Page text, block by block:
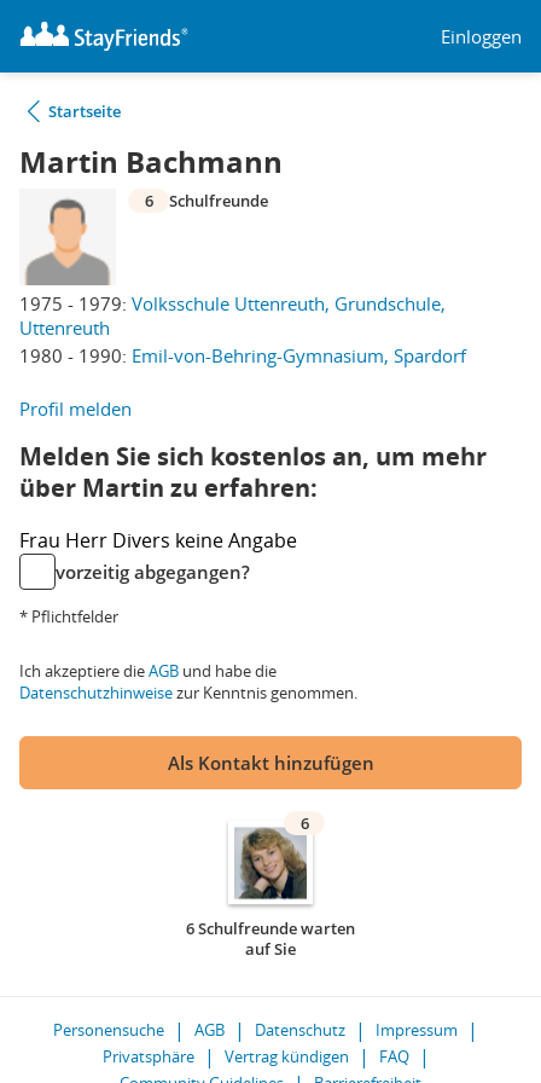
Einloggen
Startseite
Martin Bachmann
1975 - 1979: Volksschule Uttenreuth, Grundschule,
Uttenreuth
1980 - 1990: Emil-von-Behring-Gymnasium, Spardorf
6 Schulfreunde
Profil melden
Melden Sie sich kostenlos an, um mehr
über Martin zu erfahren:
Frau Herr Divers keine Angabe
vorzeitig abgegangen?
* Pflichtfelder
Ich akzeptiere dieAGB und habe die
Datenschutzhinweisezur Kenntnis genommen.
Als Kontakt hinzufügen
6
6 Schulfreunde warten
auf Sie
Personensuche AGB Datenschutz
Impressum
Privatsphäre
Vertrag kündigen
FAQ